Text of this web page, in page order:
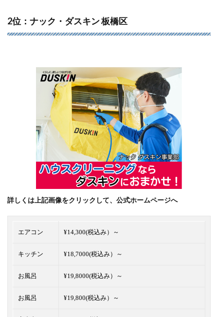
2位：ナック・ダスキン 板橋区
詳しくは上記画像をクリックして、公式ホームページへ
エアコン ¥14,300(税込み）～
キッチン ¥18,7000(税込み）～
お風呂 ¥19,8000(税込み）～
お風呂 ¥19,800(税込み）～